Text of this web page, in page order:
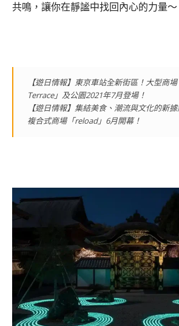
共鳴，讓你在靜謐中找回內心的力量～
【遊日情報】東京車站全新街區！大型商場
Terrace」及公園2021年7月登場！
【遊日情報】集結美食、潮流與文化的新
複合式商場「reload」6月開幕！